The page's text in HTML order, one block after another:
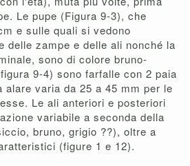
Le pupe (Figura 9-3), che
e sulle quali si vedono
delle zampe e delle ali nonché la
sono di colore bruno-
9-4) sono farfalle con 2 paia
alare varia da 25 a 45 mm per le
Le ali anteriori e posteriori
variabile a seconda della
bruno, grigio ??), oltre a
(figure 1 e 12).